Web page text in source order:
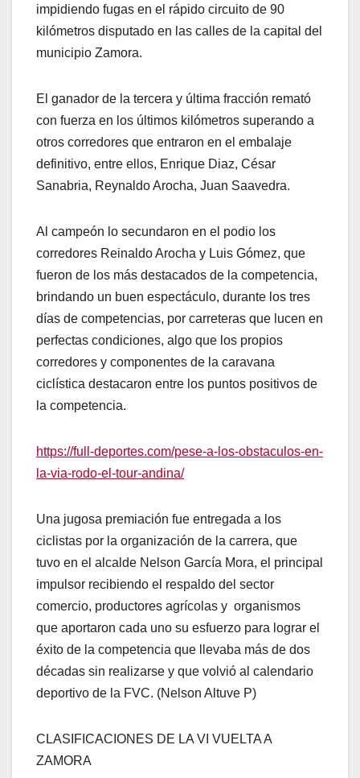
impidiendo fugas en el rápido circuito de 90
kilómetros disputado en las calles de la capital del
municipio Zamora.
El ganador de la tercera y última fracción remató
con fuerza en los últimos kilómetros superando a
otros corredores que entraron en el embalaje
definitivo, entre ellos, Enrique Diaz, César
Sanabria, Reynaldo Arocha, Juan Saavedra.
Al campeón lo secundaron en el podio los
corredores Reinaldo Arocha y Luis Gómez, que
fueron de los más destacados de la competencia,
brindando un buen espectáculo, durante los tres
días de competencias, por carreteras que lucen en
perfectas condiciones, algo que los propios
corredores y componentes de la caravana
ciclística destacaron entre los puntos positivos de
la competencia.
https://full-deportes.com/pese-a-los-obstaculos-en-
la-via-rodo-el-tour-andina/
Una jugosa premiación fue entregada a los
ciclistas por la organización de la carrera, que
tuvo en el alcalde Nelson García Mora, el principal
impulsor recibiendo el respaldo del sector
comercio, productores agrícolas y organismos
que aportaron cada uno su esfuerzo para lograr el
éxito de la competencia que llevaba más de dos
décadas sin realizarse y que volvió al calendario
deportivo de la FVC. (Nelson Altuve P)
CLASIFICACIONES DE LA VI VUELTA A
ZAMORA